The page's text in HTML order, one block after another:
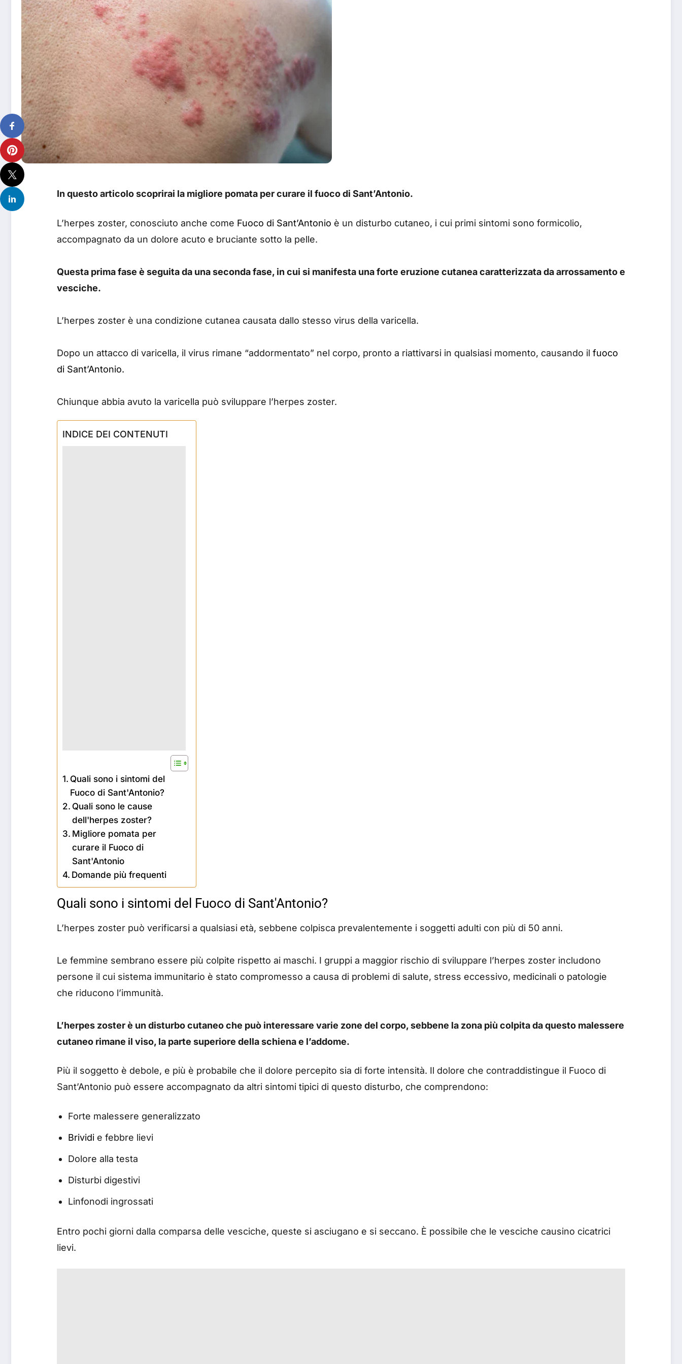
In questo articolo scoprirai la migliore pomata per curare il fuoco di Sant’Antonio.
L’herpes zoster, conosciuto anche come Fuoco di Sant’Antonio è un disturbo cutaneo, i cui primi sintomi sono formicolio,
accompagnato da un dolore acuto e bruciante sotto la pelle.
Questa prima fase è seguita da una seconda fase, in cui si manifesta una forte eruzione cutanea caratterizzata da arrossamento e
vesciche.
L’herpes zoster è una condizione cutanea causata dallo stesso virus della varicella.
Dopo un attacco di varicella, il virus rimane “addormentato” nel corpo, pronto a riattivarsi in qualsiasi momento, causando il fuoco
di Sant’Antonio.
Chiunque abbia avuto la varicella può sviluppare l’herpes zoster.
INDICE DEI CONTENUTI
Quali sono i sintomi del
Fuoco di Sant'Antonio?
Quali sono le cause
dell'herpes zoster?
Migliore pomata per
curare il Fuoco di
Sant'Antonio
Domande più frequenti
Quali sono i sintomi del Fuoco di Sant'Antonio?
L’herpes zoster può verificarsi a qualsiasi età, sebbene colpisca prevalentemente i soggetti adulti con più di 50 anni.
Le femmine sembrano essere più colpite rispetto ai maschi. I gruppi a maggior rischio di sviluppare l’herpes zoster includono
persone il cui sistema immunitario è stato compromesso a causa di problemi di salute, stress eccessivo, medicinali o patologie
che riducono l’immunità.
L’herpes zoster è un disturbo cutaneo che può interessare varie zone del corpo, sebbene la zona più colpita da questo malessere
cutaneo rimane il viso, la parte superiore della schiena e l’addome.
Più il soggetto è debole, e più è probabile che il dolore percepito sia di forte intensità. Il dolore che contraddistingue il Fuoco di
Sant’Antonio può essere accompagnato da altri sintomi tipici di questo disturbo, che comprendono:
Forte malessere generalizzato
Brividi e febbre lievi
Dolore alla testa
Disturbi digestivi
Linfonodi ingrossati
Entro pochi giorni dalla comparsa delle vesciche, queste si asciugano e si seccano. È possibile che le vesciche causino cicatrici
lievi.